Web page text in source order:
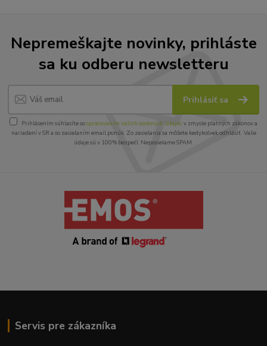
Nepremeškajte novinky, prihláste
sa ku odberu newsletteru
Prihlásiť sa
Prihlásením súhlasíte sospracovaním vašich osobných údajovv zmysle platných zákonov a
nariadení v SR a so zasielaním email ponúk. Zo zasielania sa môžete kedykoľvek odhlásiť. Vaše
údaje sú v 100% bezpečí. Neposielame SPAM.
Servis pre zákazníka